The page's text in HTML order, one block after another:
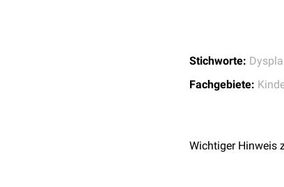
Stichworte:
Fachgebiete:
Wichtiger Hinweis